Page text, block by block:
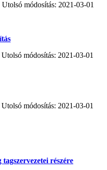
módosítás: 2021-03-01
módosítás: 2021-03-01
módosítás: 2021-03-01
részére